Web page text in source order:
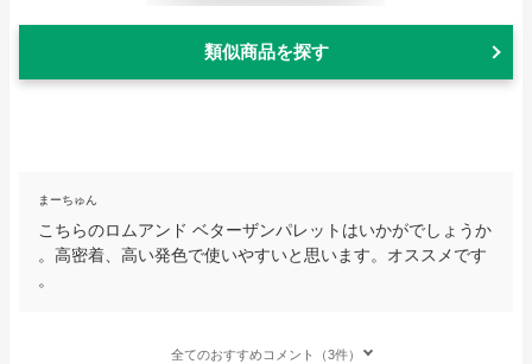
類似商品を探す
まーちゅん
こちらのロムアンド ベターザンパレットはいかがでしょうか
。高密着、高い発色で使いやすいと思います。オススメです
。
全てのおすすめコメント（3件）